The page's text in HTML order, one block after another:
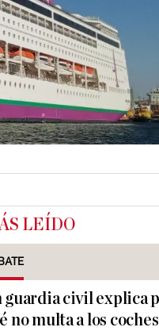
LEÍDO
guardia civil explica
no multa a los coches